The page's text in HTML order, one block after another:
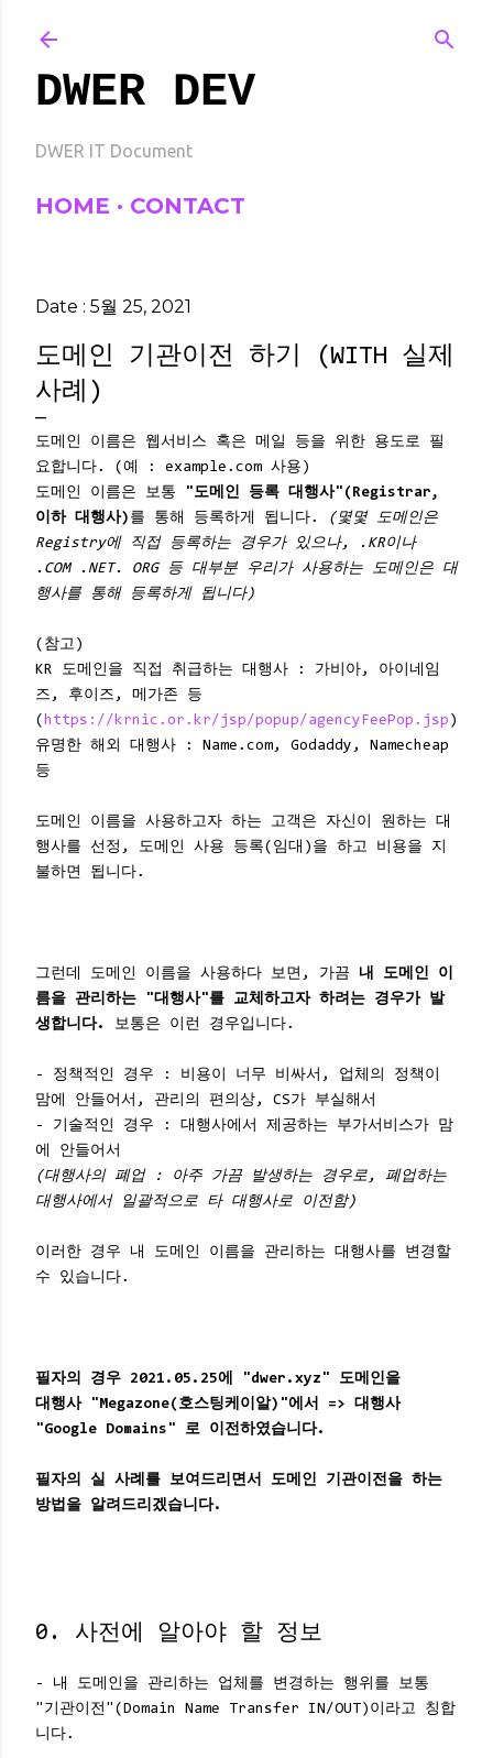
DWER DEV
DWER IT Document
HOME CONTACT
Date : 5월 25, 2021
도메인 기관이전 하기 (WITH 실제
사례)
도메인 이름은 웹서비스 혹은 메일 등을 위한 용도로 필
요합니다. (예 : example.com 사용)
도메인 이름은 보통
"도메인 등록 대행사"(Registrar,
이하 대행사) 를 통해 등록하게 됩니다.
(몇몇 도메인은
Registry에 직접 등록하는 경우가 있으나, .KR이나
.COM .NET. ORG 등 대부분 우리가 사용하는 도메인은 대
행사를 통해 등록하게 됩니다)
(참고)
KR 도메인을 직접 취급하는 대행사 : 가비아, 아이네임
즈, 후이즈, 메가존 등
( https://krnic.or.kr/jsp/popup/agencyFeePop.jsp )
유명한 해외 대행사 : Name.com, Godaddy, Namecheap
등
도메인 이름을 사용하고자 하는 고객은 자신이 원하는 대
행사를 선정, 도메인 사용 등록(임대)을 하고 비용을 지
불하면 됩니다.
그런데 도메인 이름을 사용하다 보면, 가끔 내 도메인 이
름을 관리하는 "대행사"를 교체하고자 하려는 경우가 발
생합니다. 보통은 이런 경우입니다.
- 정책적인 경우 : 비용이 너무 비싸서, 업체의 정책이
맘에 안들어서, 관리의 편의상, CS가 부실해서
- 기술적인 경우 : 대행사에서 제공하는 부가서비스가 맘
에 안들어서
(대행사의 폐업 : 아주 가끔 발생하는 경우로, 폐업하는
대행사에서 일괄적으로 타 대행사로 이전함)
이러한 경우 내 도메인 이름을 관리하는 대행사를 변경할
수 있습니다.
필자의 경우 2021.05.25에 "dwer.xyz" 도메인을
대행사 "Megazone(호스팅케이알)"에서 => 대행사
"Google Domains" 로 이전하였습니다.
필자의 실 사례를 보여드리면서 도메인 기관이전을 하는
방법을 알려드리겠습니다.
0. 사전에 알아야 할 정보
- 내 도메인을 관리하는 업체를 변경하는 행위를 보통
"기관이전"(Domain Name Transfer IN/OUT)이라고 칭합
니다.